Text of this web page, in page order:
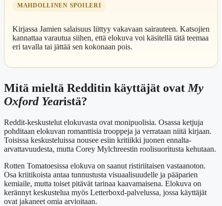
MAHDOLLINEN SPOILERI
Kirjassa Jamien salaisuus liittyy vakavaan sairauteen. Katsojien
kannattaa varautua siihen, että elokuva voi käsitellä tätä teemaa
eri tavalla tai jättää sen kokonaan pois.
Mitä mieltä Redditin käyttäjät ovat My
Oxford Yearistä?
Reddit-keskustelut elokuvasta ovat monipuolisia. Osassa ketjuja
pohditaan elokuvan romanttisia trooppeja ja verrataan niitä kirjaan.
Toisissa keskusteluissa nousee esiin kritiikki juonen ennalta-
arvattavuudesta, mutta Corey Mylchreestin roolisuoritusta kehutaan.
Rotten Tomatoesissa elokuva on saanut ristiriitaisen vastaanoton.
Osa kriitikoista antaa tunnustusta visuaalisuudelle ja pääparien
kemiaile, mutta toiset pitävät tarinaa kaavamaisena. Elokuva on
kerännyt keskustelua myös Letterboxd-palvelussa, jossa käyttäjät
ovat jakaneet omia arvioitaan.